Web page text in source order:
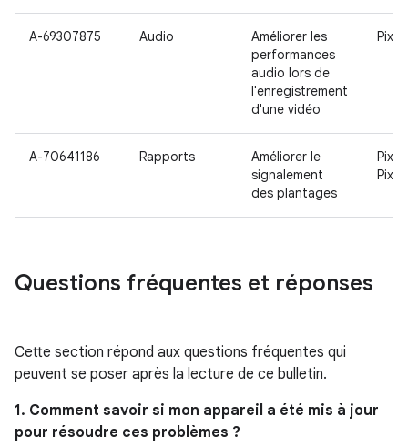
A-69307875 Audio
Améliorer les
performances
audio lors de
l'enregistrement
d'une vidéo
Pixel
A-70641186 Rapports
Améliorer le
signalement
des plantages
Pixel
Pixel
Questions fréquentes et réponses
Cette section répond aux questions fréquentes qui
peuvent se poser après la lecture de ce bulletin.
1. Comment savoir si mon appareil a été mis à jour
pour résoudre ces problèmes ?